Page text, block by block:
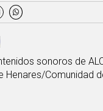
sonoros de
Henares/Comunidad